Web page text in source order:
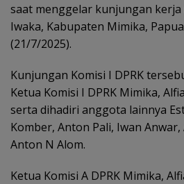
saat menggelar kunjungan
Iwaka, Kabupaten Mimika,
(21/7/2025).
Kunjungan Komisi I DPRK
Ketua Komisi I DPRK Mimika,
serta dihadiri anggota lainnya
Komber, Anton Pali, Iwan
Anton N Alom.
Ketua Komisi A DPRK Mimika,